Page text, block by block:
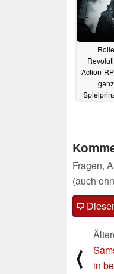
Action-
Fragen,
(auch
⟨
in